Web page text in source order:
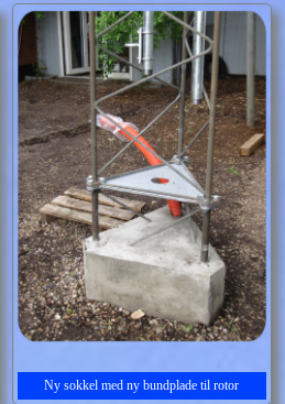
Ny sokkel med ny bundplade til rotor